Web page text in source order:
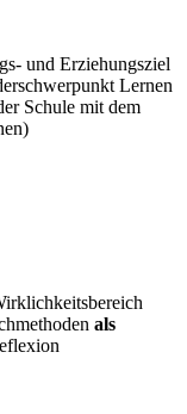
und Erziehungsziel
Lernen
Schule mit dem
als